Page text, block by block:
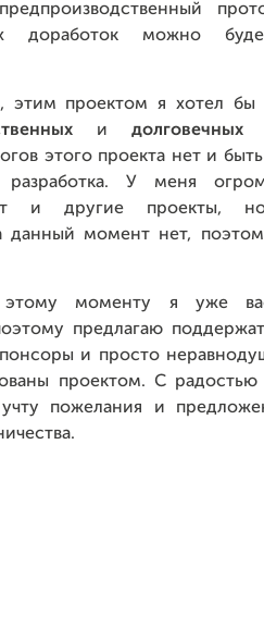
доработок можно
этим проектом я хотел бы
и долговечных
этого проекта нет и
разработка. У меня
и другие проекты,
данный момент нет,
моменту я уже
предлагаю
и просто
проектом. С
пожелания и